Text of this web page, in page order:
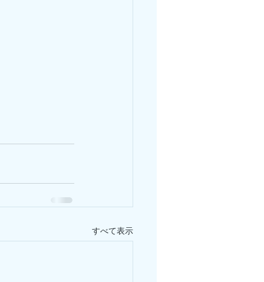
すべて表示